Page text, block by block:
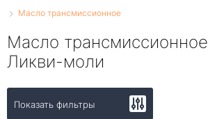
Масло трансмиссионное
Масло трансмиссионное
Ликви-моли
Показать фильтры